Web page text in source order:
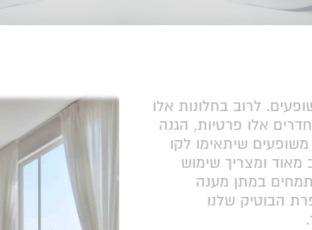
לרוב בחלונות אלו
אלו פרטיות, הגנה
שיתאימו לקו
מאוד ומצריך שימוש
במתן מענה
הבוטיק שלנו